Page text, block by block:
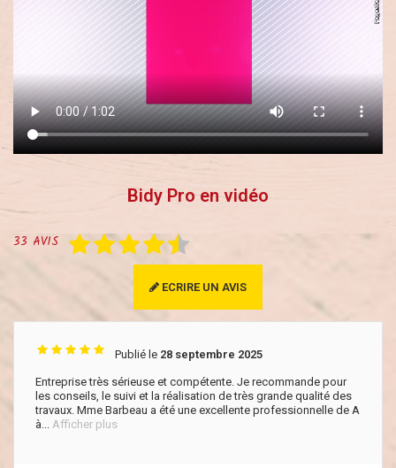
Bidy Pro en vidéo
33 AVIS
ECRIRE UN AVIS
Publié le 28 septembre 2025
Entreprise très sérieuse et compétente. Je recommande pour
les conseils, le suivi et la réalisation de très grande qualité des
travaux. Mme Barbeau a été une excellente professionnelle de A
à... Afficher plus